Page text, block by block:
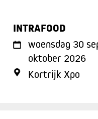
INTRAFOOD
woensdag 30
oktober 2026
Kortrijk Xpo